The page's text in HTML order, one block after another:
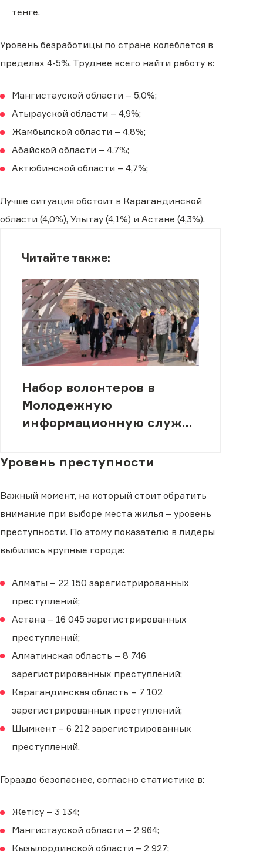
тенге.
Уровень безработицы по стране колеблется в
пределах 4-5%. Труднее всего найти работу в:
Мангистауской области – 5,0%;
Атырауской области – 4,9%;
Жамбылской области – 4,8%;
Абайской области – 4,7%;
Актюбинской области – 4,7%;
Лучше ситуация обстоит в Карагандинской
области (4,0%), Улытау (4,1%) и Астане (4,3%).
Читайте также:
Набор волонтеров в
Молодежную
информационную службу
Уровень преступности
Важный момент, на который стоит обратить
внимание при выборе места жилья – уровень
преступности. По этому показателю в лидеры
выбились крупные города:
Алматы – 22 150 зарегистрированных
преступлений;
Астана – 16 045 зарегистрированных
преступлений;
Алматинская область – 8 746
зарегистрированных преступлений;
Карагандинская область – 7 102
зарегистрированных преступлений;
Шымкент – 6 212 зарегистрированных
преступлений.
Гораздо безопаснее, согласно статистике в:
Жетісу – 3 134;
Мангистауской области – 2 964;
Кызылординской области – 2 927;